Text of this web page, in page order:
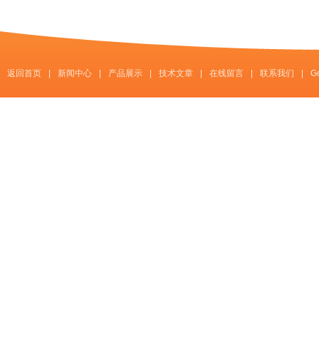
返回首页 新闻中心 产品展示 技术文章 在线留言 联系我们